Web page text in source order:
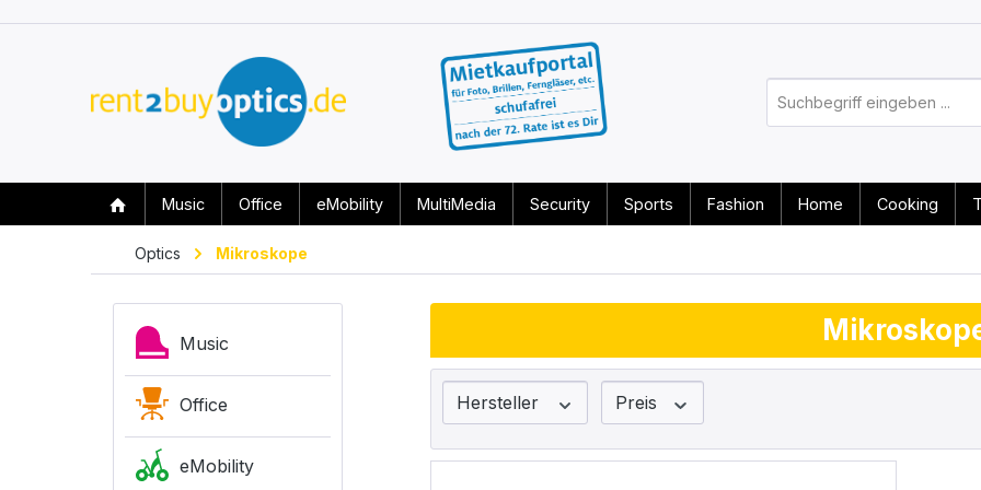
Music Office eMobility MultiMedia Security Sports Fashion Home Cooking
Optics Mikroskope
Music
Office
eMobility
Hersteller Preis